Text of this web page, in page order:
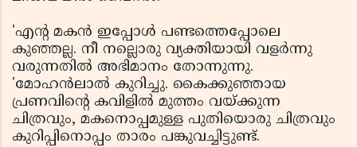
'എന്റ മകന്‍ ഇപ്പോള്‍ പണ്ടത്തെപ്പോലെ
കുഞ്ഞല്ല. നീ നല്ലൊരു വ്യക്തിയായി വളര്‍ന്നു
വരുന്നതില്‍ അഭിമാനം തോന്നുന്നു.
'മോഹന്‍ലാല്‍ കുറിച്ചു. കൈക്കുഞ്ഞായ
പ്രണവിന്റെ കവിളില്‍ മുത്തം വയ്ക്കുന്ന
ചിത്രവും, മകനൊപ്പമുള്ള പുതിയൊരു ചിത്രവും
കുറിപ്പിനൊപ്പം താരം പങ്കുവച്ചിട്ടുണ്ട്.